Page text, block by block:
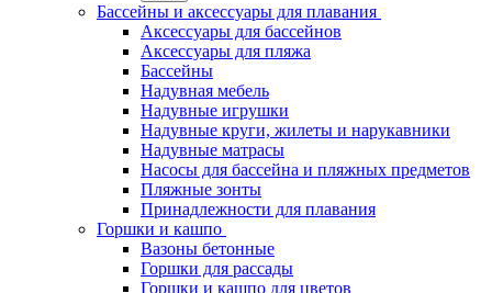
Бассейны и аксессуары для плавания
Аксессуары для бассейнов
Аксессуары для пляжа
Бассейны
Надувная мебель
Надувные игрушки
Надувные круги, жилеты и нарукавники
Надувные матрасы
Насосы для бассейна и пляжных предметов
Пляжные зонты
Принадлежности для плавания
Горшки и кашпо
Вазоны бетонные
Горшки для рассады
Горшки и кашпо для цветов